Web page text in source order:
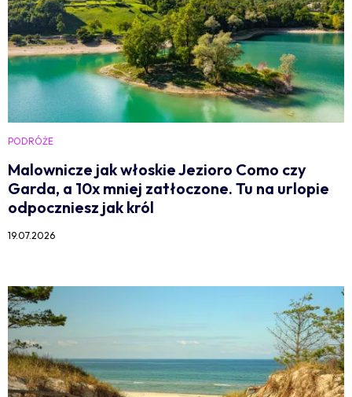
PODRÓŻE
Malownicze jak włoskie Jezioro Como czy
Garda, a 10x mniej zatłoczone. Tu na urlopie
odpoczniesz jak król
19.07.2026